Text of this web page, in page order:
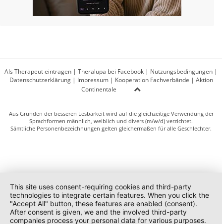
Als Therapeut eintragen | Theralupa bei Facebook | Nutzungsbedingungen |
Datenschutzerklärung| Impressum| Kooperation Fachverbände | Aktion
Continentale
Aus Gründen der besseren Lesbarkeit wird auf die gleichzeitige Verwendung der
Sprachformen männlich, weiblich und divers (m/w/d) verzichtet.
Sämtliche Personenbezeichnungen gelten gleichermaßen für alle Geschlechter.
This site uses consent-requiring cookies and third-party
technologies to integrate certain features. When you click the
"Accept All" button, these features are enabled (consent).
After consent is given, we and the involved third-party
companies process your personal data for various purposes.